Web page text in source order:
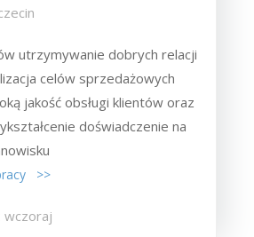
utrzymywanie dobrych relacji
celów sprzedażowych
jakość obsługi klientów oraz
doświadczenie na
>>
wczoraj